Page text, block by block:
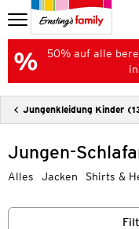
50% auf alle
Jungenkleidung Kinder
Jungen-
Alles Jacken Shirts &